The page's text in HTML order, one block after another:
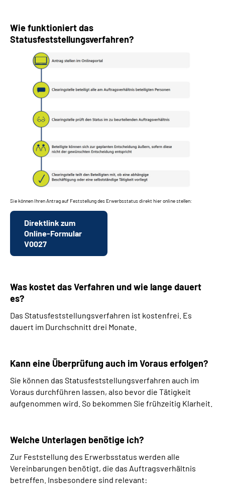
Wie funktioniert das
Statusfeststellungsverfahren?
Sie können Ihren Antrag auf Feststellung des Erwerbsstatus direkt hier online stellen:
Direktlink zum
Online-Formular
V0027
Was kostet das Verfahren und wie lange dauert
es?
Das Statusfeststellungsverfahren ist kostenfrei. Es
dauert im Durchschnitt drei Monate.
Kann eine Überprüfung auch im Voraus erfolgen?
Sie können das Statusfeststellungsverfahren auch im
Voraus durchführen lassen, also bevor die Tätigkeit
aufgenommen wird. So bekommen Sie frühzeitig Klarheit.
Welche Unterlagen benötige ich?
Zur Feststellung des Erwerbsstatus werden alle
Vereinbarungen benötigt, die das Auftragsverhältnis
betreffen. Insbesondere sind relevant: